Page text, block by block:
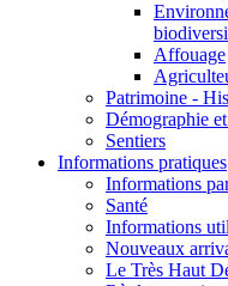
Affouage
Patrimoine -
Démographie
Sentiers
Informations pratiques
Informations
Santé
Informations
Nouveaux
Le Très Haut